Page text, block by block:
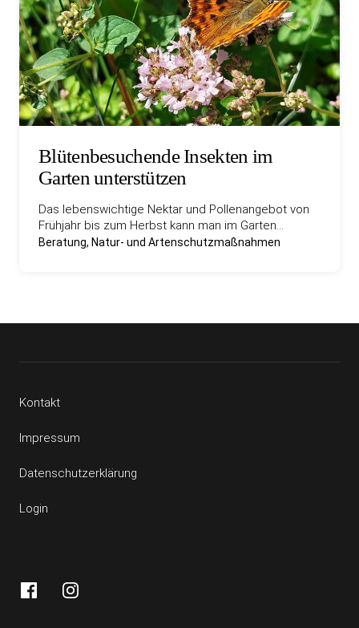
Blütenbesuchende Insekten im
Garten unterstützen
Das lebenswichtige Nektar und Pollenangebot von
Frühjahr bis zum Herbst kann man im Garten…
Beratung, Natur- und Artenschutzmaßnahmen
Kontakt
Impressum
Datenschutzerklärung
Login
FacebookInstagram